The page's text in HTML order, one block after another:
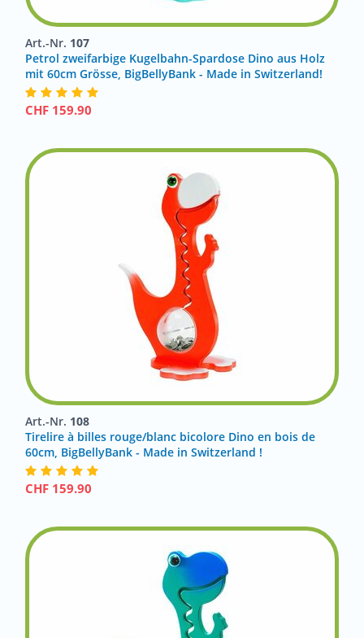
Art.-Nr. 107
Petrol zweifarbige Kugelbahn-Spardose Dino aus Holz
mit 60cm Grösse, BigBellyBank - Made in Switzerland!
CHF 159.90
Art.-Nr. 108
Tirelire à billes rouge/blanc bicolore Dino en bois de
60cm, BigBellyBank - Made in Switzerland !
CHF 159.90